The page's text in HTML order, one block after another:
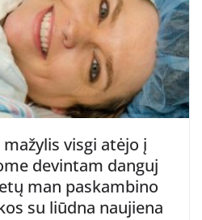
visgi atėjo į
devintam danguj
man paskambino
su liūdna naujiena